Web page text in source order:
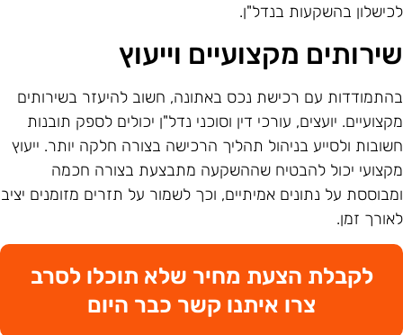
בהשקעות בנדל"ן.
מקצועיים וייעוץ
עם רכישת נכס באתונה, חשוב להיעזר בשירותים
יועצים, עורכי דין וסוכני נדל"ן יכולים לספק תובנות
ולסייע בניהול תהליך הרכישה בצורה חלקה יותר. ייעוץ
יכול להבטיח שההשקעה מתבצעת בצורה חכמה
על נתונים אמיתיים, וכך לשמור על תזרים מזומנים יציב
זמן.
לקבלת הצעת מחיר שלא תוכלו לסרב
צרו איתנו קשר כבר היום